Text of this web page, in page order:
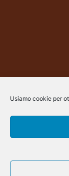
Usiamo cookie per